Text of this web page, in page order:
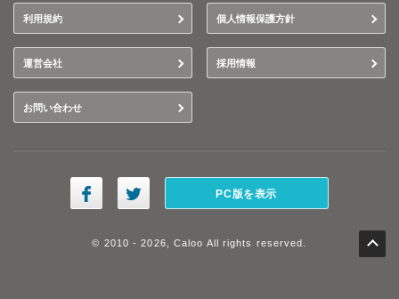
利用規約 個人情報保護方針
運営会社 採用情報
お問い合わせ
PC版を表示
© 2010 - 2026, Caloo All rights reserved.